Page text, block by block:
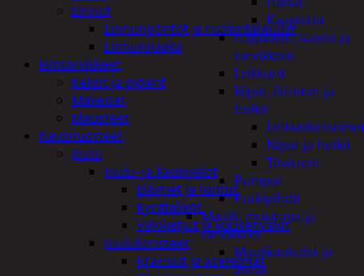
Kaapistot
Hajulukot, kaivot ja
tarvikkeet
Leikkurit
Nipat, liittimet ja
holkit
Nipat ja holkit
Tiivisteet
Pumput
Putkipihdit
Maalit, muuraus ja
tarvikkeet
Maalikaukalot ja -
astiat
Linnut
Linnunpöntöt ja ruokintalaudat
Linnunruoka
Elintarvikkeet
Keksit ja piparit
Makeiset
Mausteet
Kausituotteet
Joulu
Joulu- ja kausivalot
Eläimet ja tontut
Kyntteliköt
Valoketjut ja kuusenvalot
Joulukoristeet
Kranssit ja asetelmat